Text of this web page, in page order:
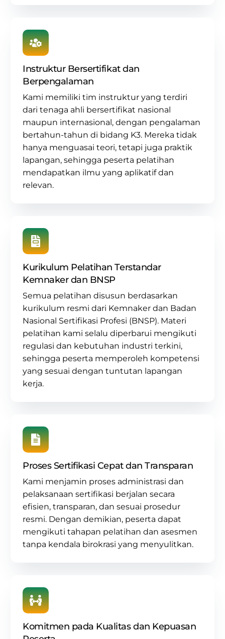
Instruktur Bersertifikat dan
Berpengalaman
Kami memiliki tim instruktur yang terdiri
dari tenaga ahli bersertifikat nasional
maupun internasional, dengan pengalaman
bertahun-tahun di bidang K3. Mereka tidak
hanya menguasai teori, tetapi juga praktik
lapangan, sehingga peserta pelatihan
mendapatkan ilmu yang aplikatif dan
relevan.
Kurikulum Pelatihan Terstandar
Kemnaker dan BNSP
Semua pelatihan disusun berdasarkan
kurikulum resmi dari Kemnaker dan Badan
Nasional Sertifikasi Profesi (BNSP). Materi
pelatihan kami selalu diperbarui mengikuti
regulasi dan kebutuhan industri terkini,
sehingga peserta memperoleh kompetensi
yang sesuai dengan tuntutan lapangan
kerja.
Proses Sertifikasi Cepat dan Transparan
Kami menjamin proses administrasi dan
pelaksanaan sertifikasi berjalan secara
efisien, transparan, dan sesuai prosedur
resmi. Dengan demikian, peserta dapat
mengikuti tahapan pelatihan dan asesmen
tanpa kendala birokrasi yang menyulitkan.
Komitmen pada Kualitas dan Kepuasan